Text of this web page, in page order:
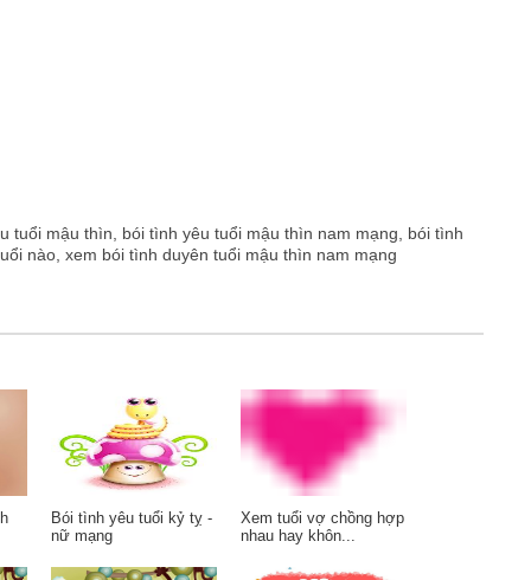
tuổi mậu thìn, bói tình yêu tuổi mậu thìn nam mạng, bói tình
nào, xem bói tình duyên tuổi mậu thìn nam mạng
Bói tình yêu tuổi kỷ tỵ -
nữ mạng
Xem tuổi vợ chồng hợp
nhau hay khôn...